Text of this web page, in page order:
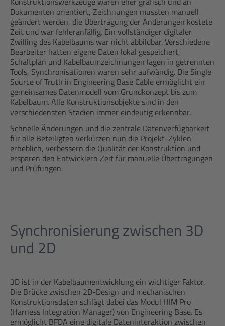
Dokumenten orientiert, Zeichnungen mussten manuell
geändert werden, die Übertragung der Änderungen kostete
Zeit und war fehleranfällig. Ein vollständiger digitaler
Zwilling des Kabelbaums war nicht abbildbar. Verschiedene
Bearbeiter hatten eigene Daten lokal gespeichert,
Schaltplan und Kabelbaumzeichnungen lagen in getrennten
Tools, Synchronisationen waren sehr aufwändig. Die Single
Source of Truth in Engineering Base Cable ermöglicht ein
gemeinsames Datenmodell vom Grundkonzept bis zum
Kabelbaum. Alle Konstruktionsobjekte sind in den
verschiedensten Stadien immer eindeutig erkennbar.
Schnelle Änderungen und die zentrale Datenverfügbarkeit
für alle Beteiligten verkürzen nun die Projekt-Zyklen
erheblich, verbessern die Qualität der Konstruktion und
ersparen den Entwicklern Zeit für manuelle Übertragungen
und Prüfungen.
Synchronisierung zwischen 3D
und 2D
3D ist in der Kabelbaumentwicklung ein wichtiger Faktor.
Die Brücke zwischen 2D-Design und mechanischen
Konstruktionsdaten schlägt dabei das Modul HIM Pro
(Harness Integration Manager) von Engineering Base. Es
ermöglicht BFDA eine digitale Dateninteraktion zwischen